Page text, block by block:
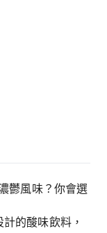
鬱風味？你會選
的酸味飲料，